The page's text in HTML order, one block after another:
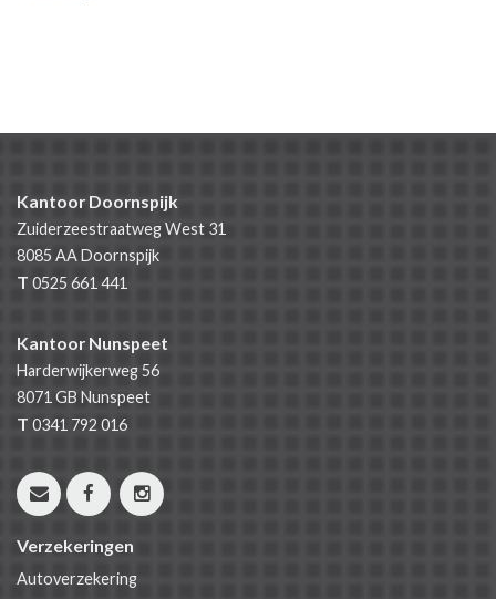
Kantoor Doornspijk
Zuiderzeestraatweg West 31
8085 AADoornspijk
T 0525 661 441
Kantoor Nunspeet
Harderwijkerweg 56
8071 GB Nunspeet
T 0341 792 016
Verzekeringen
Autoverzekering